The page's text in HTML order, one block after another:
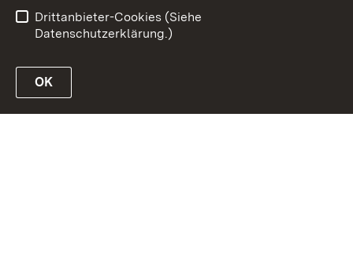
Drittanbieter-Cookies (Siehe
Datenschutzerklärung.)
OK